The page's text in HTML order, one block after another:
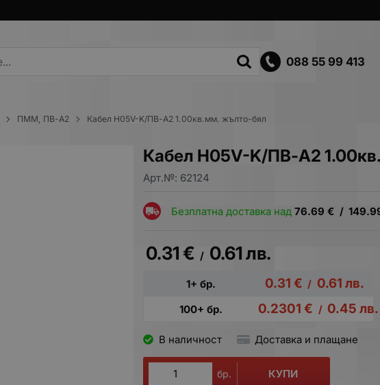
088 55 99 413
ПММ, ПВ-А2 Кабел H05V-K/ПВ-А2 1.00кв.мм. жълто-бял
Кабел H05V-K/ПВ-А2
Арт.№: 62124
Безплатна доставка над76.69 € /
0.31 € / 0.61лв.
1+ бр. 0.31 € / 0.61 лв.
100+ бр. 0.2301 € / 0.45 лв.
В наличност Доставка и плащане
бр. КУПИ